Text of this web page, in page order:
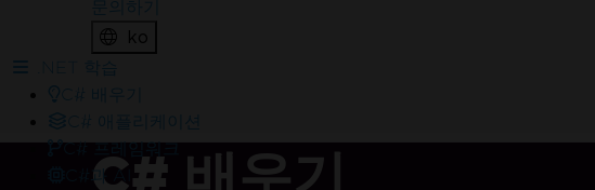
ko
C# 프레임워크
C#과 AI
C# 배우기
워터마크 없이 실제 운영 환경에서 테스트해 보세요.
30일 동안 완벽하게 작동하는 제품
체험 기간 동안 연중무휴 24시간 기술 지원 제공